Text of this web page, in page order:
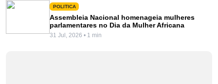
POLITICA
Assembleia Nacional homenageia mulheres
parlamentares no Dia da Mulher Africana
31 Jul, 2026 • 1 min